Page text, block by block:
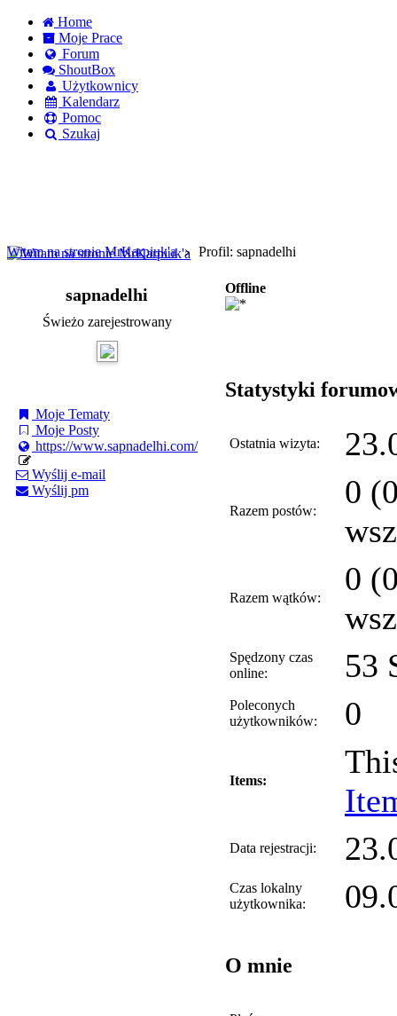
Home
Moje Prace
Forum
ShoutBox
Użytkownicy
Kalendarz
Pomoc
Szukaj
Witam na stronie MrKarpiuk'a
Profil: sapnadelhi
sapnadelhi
Świeżo zarejestrowany
Moje Tematy
Moje Posty
https://www.sapnadelhi.com/
Wyślij e-mail
Wyślij pm
Offline
Statystyki
Ostatnia wizyta:
Razem postów:
0
Razem wątków:
0
Spędzony czas
online:
53
Poleconych
użytkowników:
0
Items:
Data rejestracji:
Czas lokalny
użytkownika:
O mnie